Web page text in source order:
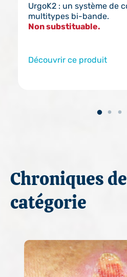
UrgoK2 : un système de
multitypes bi-bande.
Non substituable.
Découvrir ce produit
Chroniques
catégorie